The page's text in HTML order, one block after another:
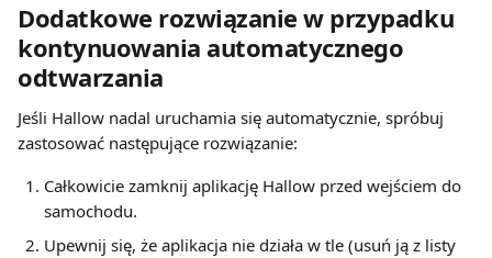
Dodatkowe rozwiązanie w przypadku
kontynuowania automatycznego
odtwarzania
Jeśli Hallow nadal uruchamia się automatycznie, spróbuj
zastosować następujące rozwiązanie:
Całkowicie zamknij aplikację Hallow przed wejściem do
samochodu.
Upewnij się, że aplikacja nie działa w tle (usuń ją z listy